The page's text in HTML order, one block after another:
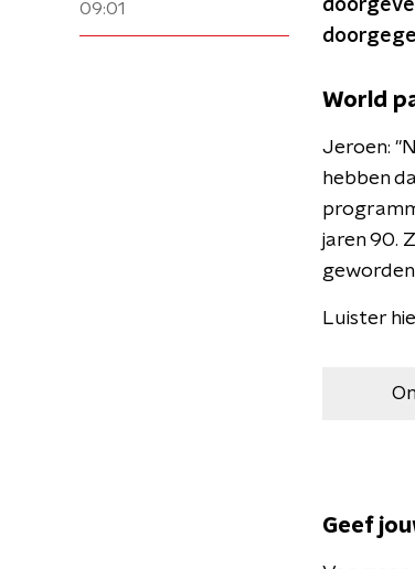
09:01
World
Jeroen:
hebben
jaren 90.
Luister
Geef